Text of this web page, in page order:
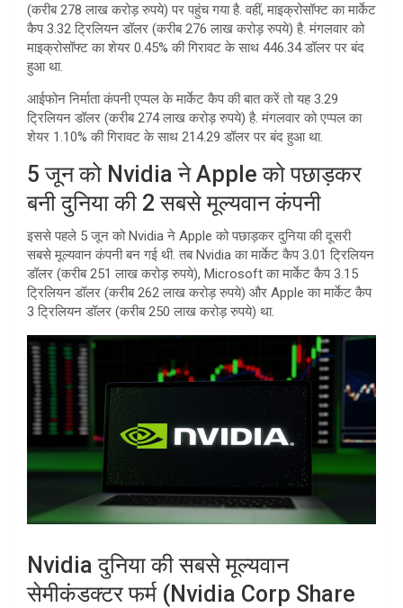
(करीब 278 लाख करोड़ रुपये) पर पहुंच गया है. वहीं, माइक्रोसॉफ्ट का मार्केट
कैप 3.32 ट्रिलियन डॉलर (करीब 276 लाख करोड़ रुपये) है. मंगलवार को
माइक्रोसॉफ्ट का शेयर 0.45% की गिरावट के साथ 446.34 डॉलर पर बंद
हुआ था.
आईफोन निर्माता कंपनी एप्पल के मार्केट कैप की बात करें तो यह 3.29
ट्रिलियन डॉलर (करीब 274 लाख करोड़ रुपये) है. मंगलवार को एप्पल का
शेयर 1.10% की गिरावट के साथ 214.29 डॉलर पर बंद हुआ था.
5 जून को Nvidia ने Apple को पछाड़कर
बनी दुनिया की 2 सबसे मूल्यवान कंपनी
इससे पहले 5 जून को Nvidia ने Apple को पछाड़कर दुनिया की दूसरी
सबसे मूल्यवान कंपनी बन गई थी. तब Nvidia का मार्केट कैप 3.01 ट्रिलियन
डॉलर (करीब 251 लाख करोड़ रुपये), Microsoft का मार्केट कैप 3.15
ट्रिलियन डॉलर (करीब 262 लाख करोड़ रुपये) और Apple का मार्केट कैप
3 ट्रिलियन डॉलर (करीब 250 लाख करोड़ रुपये) था.
Nvidia दुनिया की सबसे मूल्यवान
सेमीकंडक्टर फर्म (Nvidia Corp Share